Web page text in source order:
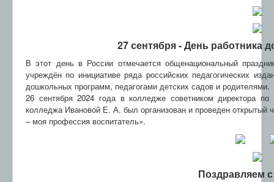
27 сентября - День работника
В этот день в России отмечается общенациональный
учреждён по инициативе ряда российских педагогических
дошкольных программ, педагогами детских садов и родителями.
26 сентября 2024 года в колледже советником директора
колледжа Ивановой Е. А. был организован и проведен
– моя профессия воспитатель».
Поздравляем